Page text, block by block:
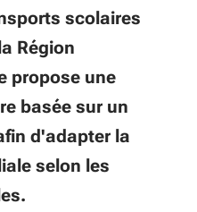
scolaires
Région
propose une
basée sur un
d'adapter la
selon les